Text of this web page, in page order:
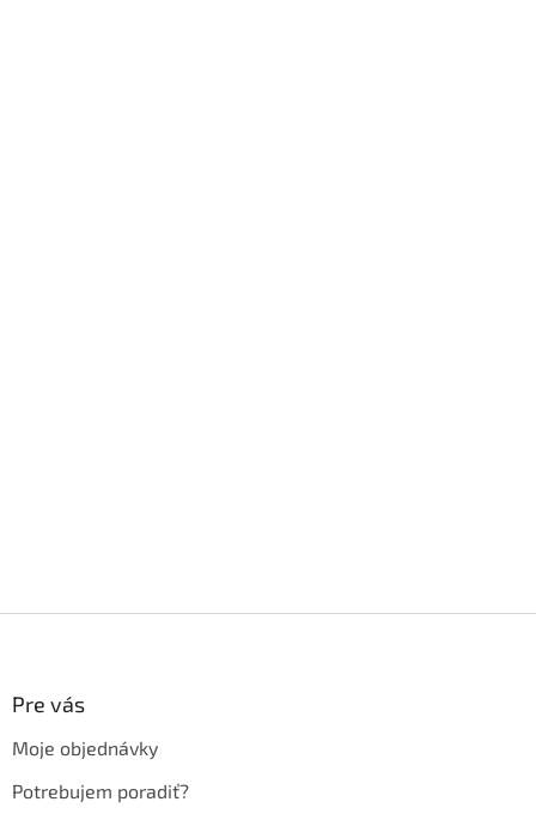
Pre vás
Moje objednávky
Potrebujem poradiť?